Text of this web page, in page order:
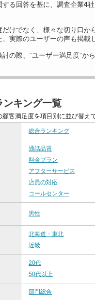
する回答を基に、調査企業4
だけでなく、様々な切り口か
、実際のユーザーの声も掲載
の際、“ユーザー満足度”か
ンキング一覧
客満足度を項目別に並び替え
総合ランキング
通話品質
料金プラン
アフターサービス
店員の対応
コールセンター
男性
北海道・東北
近畿
20代
50代以上
部門総合